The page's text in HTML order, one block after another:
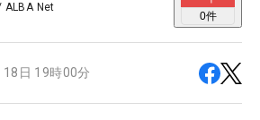
ALBA Net
0件
日 19時00分